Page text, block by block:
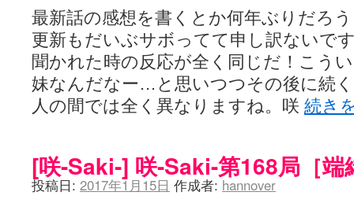
またの名を咲ブログ - 咲-Saki- / 男体化すると聞いての落書き
あっちが変 / あっちが変 (08:31)
BBKN BLOG / トップページ（サイトマップ） (15:00)
あにてつ！ / 千里山に行ってきました（2017年09月） (06:14)
さくやこのはな - 咲 -saki- / 末の千里のために(咲さんが和ちゃんを招
凡人の私 / ステルス坂こと咲-Saki-5巻表紙の舞台を発見しました
嶺上開花自摸 / Last day of Summer session 1
おもちもちもち - 咲-Saki- / ５・８小林先生の日記更新について考え
咲-Saki-ブログ！～麻雀下手でも咲が好き～ / ブログ名変更のお知らせ
嶺上航路 / ドラフト前日なので中日ドラゴンズのドラフト指名を予想
音を奏でて花が咲く - 咲-Saki- / 浩子「…あっ分かった 恐らくそうい
最新話の感想を書くとか何年ぶりだろ
更新もだいぶサボってて申し訳ないで
聞かれた時の反応が全く同じだ！こう
妹なんだなー…と思いつつその後に続
人の間では全く異なりますね。咲 続き
[咲-Saki-] 咲-Saki-第168局［端
投稿日: 2017年1月15日 作成者: hannover